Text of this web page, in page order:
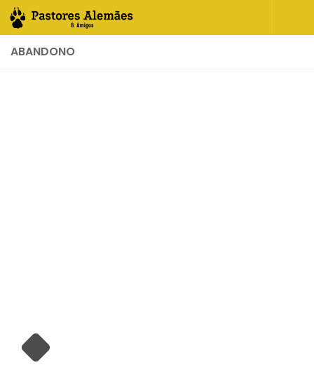
Skip to content
ABANDONO